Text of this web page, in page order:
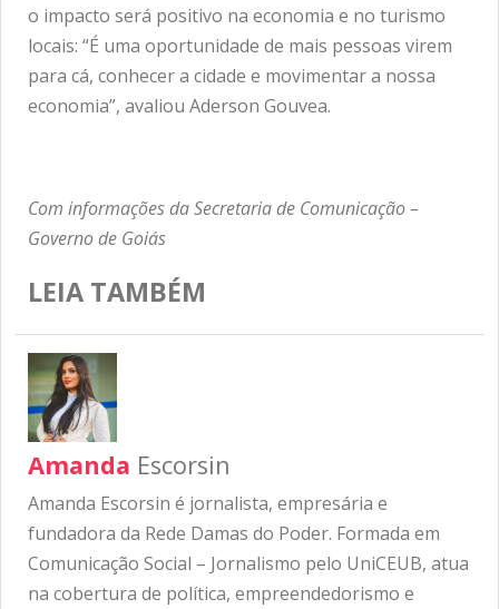
o impacto será positivo na economia e no turismo
locais: “É uma oportunidade de mais pessoas virem
para cá, conhecer a cidade e movimentar a nossa
economia”, avaliou Aderson Gouvea.
Com informações da Secretaria de Comunicação –
Governo de Goiás
LEIA TAMBÉM
Amanda Escorsin
Amanda Escorsin é jornalista, empresária e
fundadora da Rede Damas do Poder. Formada em
Comunicação Social – Jornalismo pelo UniCEUB, atua
na cobertura de política, empreendedorismo e